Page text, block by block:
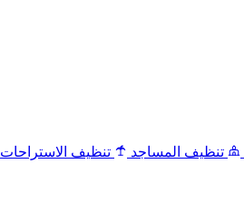
تنظيف المساجد تنظيف الاستراحات